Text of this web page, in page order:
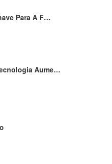
Para A F…
Aume…